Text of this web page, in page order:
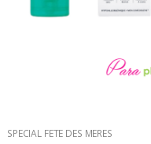
SPECIAL FETE DES MERES